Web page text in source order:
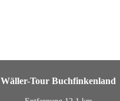
Wäller-Tour Buchfinkenland